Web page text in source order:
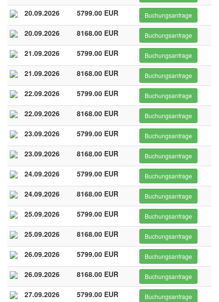
20.09.2026 5799.00 EUR Buchungsanfrage
20.09.2026 8168.00 EUR Buchungsanfrage
21.09.2026 5799.00 EUR Buchungsanfrage
21.09.2026 8168.00 EUR Buchungsanfrage
22.09.2026 5799.00 EUR Buchungsanfrage
22.09.2026 8168.00 EUR Buchungsanfrage
23.09.2026 5799.00 EUR Buchungsanfrage
23.09.2026 8168.00 EUR Buchungsanfrage
24.09.2026 5799.00 EUR Buchungsanfrage
24.09.2026 8168.00 EUR Buchungsanfrage
25.09.2026 5799.00 EUR Buchungsanfrage
25.09.2026 8168.00 EUR Buchungsanfrage
26.09.2026 5799.00 EUR Buchungsanfrage
26.09.2026 8168.00 EUR Buchungsanfrage
27.09.2026 5799.00 EUR Buchungsanfrage